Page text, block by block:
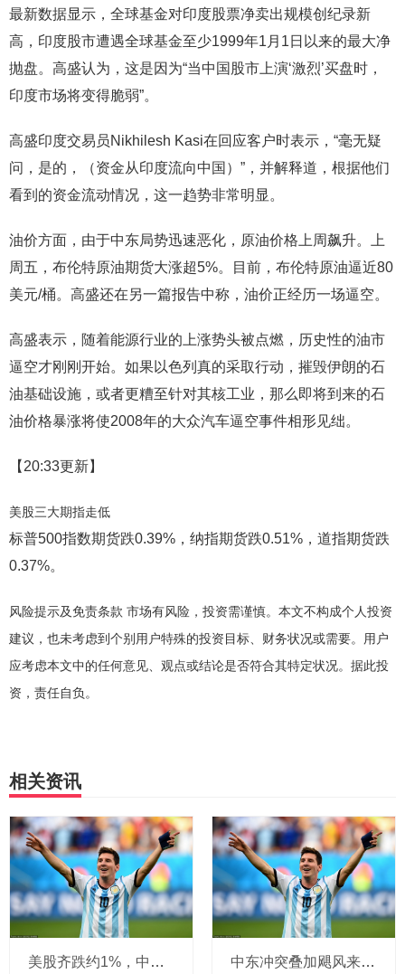
最新数据显示，全球基金对印度股票净卖出规模创纪录新
高，印度股市遭遇全球基金至少1999年1月1日以来的最大净
抛盘。高盛认为，这是因为“当中国股市上演‘激烈’买盘时，
印度市场将变得脆弱”。
高盛印度交易员Nikhilesh Kasi在回应客户时表示，“毫无疑
问，是的，（资金从印度流向中国）”，并解释道，根据他们
看到的资金流动情况，这一趋势非常明显。
油价方面，由于中东局势迅速恶化，原油价格上周飙升。上
周五，布伦特原油期货大涨超5%。目前，布伦特原油逼近80
美元/桶。高盛还在另一篇报告中称，油价正经历一场逼空。
高盛表示，随着能源行业的上涨势头被点燃，历史性的油市
逼空才刚刚开始。如果以色列真的采取行动，摧毁伊朗的石
油基础设施，或者更糟至针对其核工业，那么即将到来的石
油价格暴涨将使2008年的大众汽车逼空事件相形见绌。
【20:33更新】
美股三大期指走低
标普500指数期货跌0.39%，纳指期货跌0.51%，道指期货跌
0.37%。
风险提示及免责条款 市场有风险，投资需谨慎。本文不构成个人投资
建议，也未考虑到个别用户特殊的投资目标、财务状况或需要。用户
应考虑本文中的任何意见、观点或结论是否符合其特定状况。据此投
资，责任自负。
相关资讯
美股齐跌约1%，中概指数V型反弹，美债收益率升破4%，油价涨近4% 中东冲突叠加飓风来袭，布油一个月来首次涨破80美元，美油一度涨超4%